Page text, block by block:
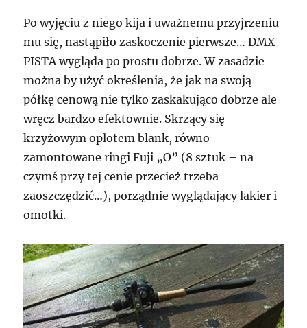
Po wyjęciu z niego kija i uważnemu przyjrzeniu
mu się, nastąpiło zaskoczenie pierwsze… DMX
PISTA wygląda po prostu dobrze. W zasadzie
można by użyć określenia, że jak na swoją
półkę cenową nie tylko zaskakująco dobrze ale
wręcz bardzo efektownie. Skrzący się
krzyżowym oplotem blank, równo
zamontowane ringi Fuji „O” (8 sztuk – na
czymś przy tej cenie przecież trzeba
zaoszczędzić…), porządnie wyglądający lakier i
omotki.